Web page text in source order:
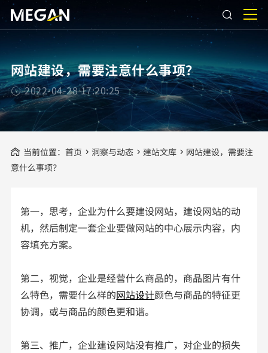
网站建设，需要注意什么事项？
2022-04-28 17:20:25
当前位置： 首页 洞察与动态 建站文库
网站建设，需要注
意什么事项？
第一，思考，企业为什么要建设网站，建设网站的动
机，然后制定一套企业要做网站的中心展示内容，内
容填充方案。
第二，视觉，企业是经营什么商品的，商品图片有什
么特色，需要什么样的网站设计颜色与商品的特征更
协调，或与商品的颜色更和谐。
第三、推广，企业建设网站没有推广，对企业的损失